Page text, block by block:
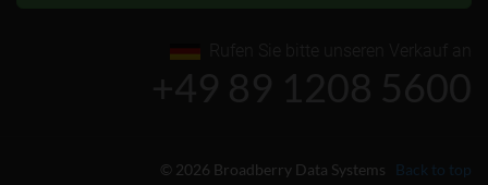
© 2026 Broadberry Data Systems Back to top